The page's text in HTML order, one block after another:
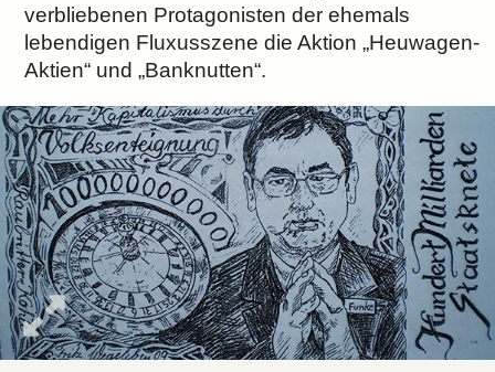
verbliebenen Protagonisten der ehemals
lebendigen Fluxusszene die Aktion „Heuwagen-
Aktien“ und „Banknutten“.